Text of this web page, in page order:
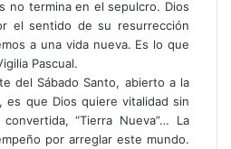
no termina en el sepulcro. Dios
el sentido de su resurrección
a una vida nueva. Es lo que
Pascual.
del Sábado Santo, abierto a la
es que Dios quiere vitalidad sin
“Tierra Nueva”… La
por arreglar este mundo.